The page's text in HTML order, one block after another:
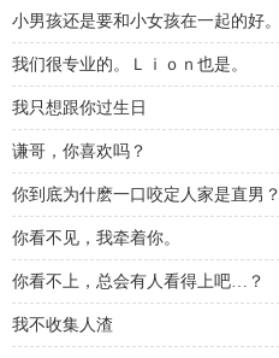
小男孩还是要和小女孩在一起的好。
我们很专业的。Ｌｉｏｎ也是。
我只想跟你过生日
谦哥，你喜欢吗？
你到底为什麽一口咬定人家是直男？
你看不见，我牵着你。
你看不上，总会有人看得上吧…？
我不收集人渣